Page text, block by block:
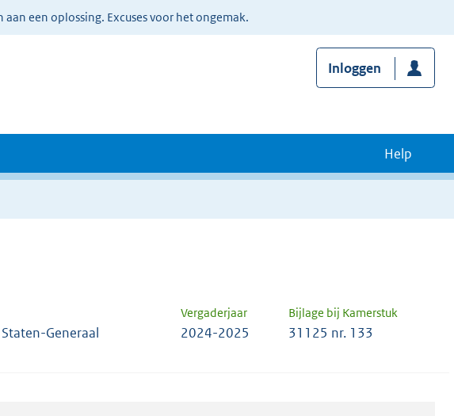
een oplossing. Excuses voor het ongemak.
Inloggen
Help
Vergaderjaar Bijlage bij Kamerstuk
Generaal 2024-2025 31125 nr. 133